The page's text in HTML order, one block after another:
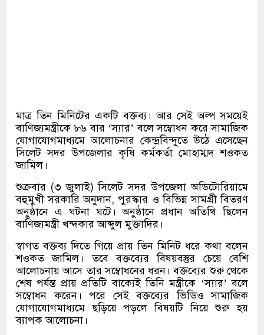
মাত্র তিন মিনিটের একটি বক্তব্য। আর সেই অল্প সময়েই
বাণিজ্যমন্ত্রীকে ৮৬ বার ‘স্যার’ বলে সম্বোধন করে সামাজিক
যোগাযোগমাধ্যমে আলোচনার কেন্দ্রবিন্দুতে উঠে এসেছেন
সিলেট সদর উপজেলার কৃষি কর্মকর্তা মোহাম্মদ শওকত
জামিল।
শুক্রবার (৩ জুলাই) সিলেট সদর উপজেলা অডিটোরিয়ামে
বহুমুখী সরকারি অনুদান, পুরস্কার ও বিভিন্ন সামগ্রী বিতরণ
অনুষ্ঠানে এ ঘটনা ঘটে। অনুষ্ঠানে প্রধান অতিথি ছিলেন
বাণিজ্যমন্ত্রী খন্দকার আব্দুল মুক্তাদির।
স্বাগত বক্তব্য দিতে গিয়ে প্রায় তিন মিনিট ধরে কথা বলেন
শওকত জামিল। তবে বক্তব্যের বিষয়বস্তুর চেয়ে বেশি
আলোচনায় আসে তার সম্বোধনের ধরন। বক্তব্যের শুরু থেকে
শেষ পর্যন্ত প্রায় প্রতিটি বাক্যেই তিনি মন্ত্রীকে ‘স্যার’ বলে
সম্বোধন করেন। পরে সেই বক্তব্যের ভিডিও সামাজিক
যোগাযোগমাধ্যমে ছড়িয়ে পড়লে বিষয়টি নিয়ে শুরু হয়
ব্যাপক আলোচনা।